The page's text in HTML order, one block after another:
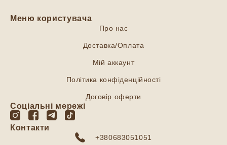
Меню користувача
Про нас
Доставка/Оплата
Мій аккаунт
Політика конфіденційності
Договір оферти
Соціальні мережі
Контакти
+380683051051